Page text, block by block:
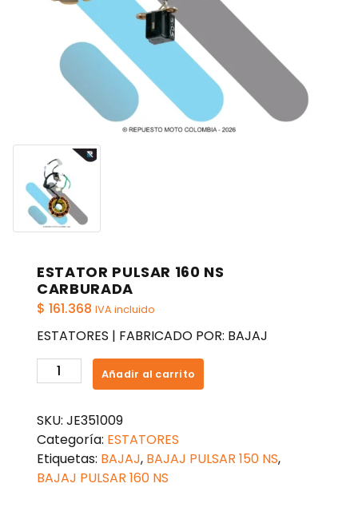
ESTATOR PULSAR 160 NS
CARBURADA
$ 161.368 IVA incluido
ESTATORES | FABRICADO POR: BAJAJ
ESTATOR
PULSAR
NS
CARBURADA
cantidad
Añadir al carrito
SKU: JE351009
Categoría: ESTATORES
Etiquetas: BAJAJ, BAJAJ PULSAR 150 NS,
BAJAJ PULSAR 160 NS